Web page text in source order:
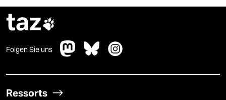
taz
Folgen Sie uns
Ressorts